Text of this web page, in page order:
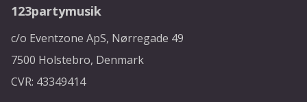
123partymusik
c/o Eventzone ApS, Nørregade 49
7500 Holstebro, Denmark
CVR: 43349414